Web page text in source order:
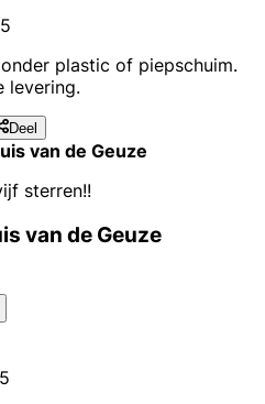
plastic of piepschuim.
levering.
Deel
van de Geuze
sterren!!
van de Geuze